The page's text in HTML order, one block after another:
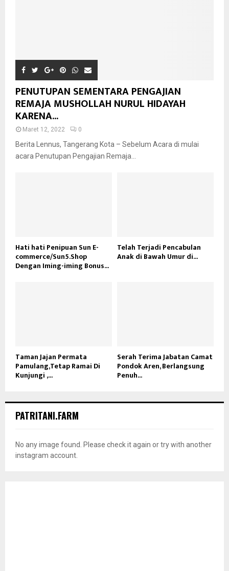
PENUTUPAN SEMENTARA PENGAJIAN
REMAJA MUSHOLLAH NURUL HIDAYAH
KARENA...
Maret 12, 2022 0
Berita Lennus, Tangerang Kota – Sebelum Acara di mulai
acara Penutupan Pengajian Remaja...
Hati hati Penipuan Sun E-
commerce/Sun5.Shop
Dengan Iming-iming Bonus...
Telah Terjadi Pencabulan
Anak di Bawah Umur di...
Taman Jajan Permata
Pamulang,Tetap Ramai Di
Kunjungi ,...
Serah Terima Jabatan Camat
Pondok Aren, Berlangsung
Penuh...
PATRITANI.FARM
No any image found. Please check it again or try with another
instagram account.